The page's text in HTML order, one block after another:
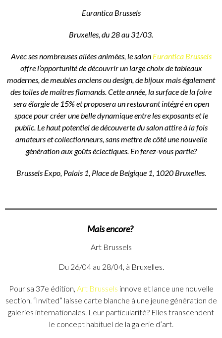
Eurantica Brussels
Bruxelles, du 28 au 31/03.
Avec ses nombreuses allées animées, le salon Eurantica Brussels
offre l’opportunité de découvrir un large choix de tableaux
modernes, de meubles anciens ou design, de bijoux mais également
des toiles de maîtres flamands. Cette année, la surface de la foire
sera élargie de 15% et proposera un restaurant intégré en open
space pour créer une belle dynamique entre les exposants et le
public. Le haut potentiel de découverte du salon attire à la fois
amateurs et collectionneurs, sans mettre de côté une nouvelle
génération aux goûts éclectiques. En ferez-vous partie?
Brussels Expo, Palais 1, Place de Belgique 1, 1020 Bruxelles.
Mais encore?
Art Brussels
Du 26/04 au 28/04, à Bruxelles.
Pour sa 37e édition, Art Brussels innove et lance une nouvelle
section. “Invited” laisse carte blanche à une jeune génération de
galeries internationales. Leur particularité? Elles transcendent
le concept habituel de la galerie d’art.